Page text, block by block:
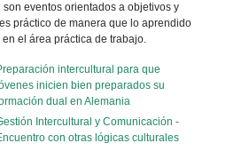
eventos orientados a objetivos y
práctico de manera que lo aprendido
el área práctica de trabajo.
intercultural para que
inicien bien preparados su
dual en Alemania
Intercultural y Comunicación -
con otras lógicas culturales